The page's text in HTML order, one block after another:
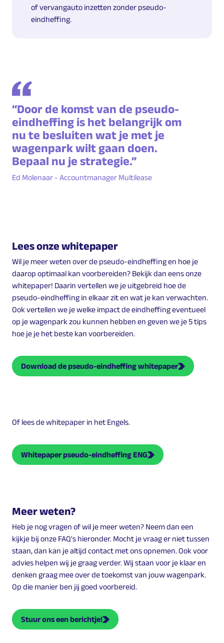
of vervangauto inzetten zonder pseudo-
eindheffing.
“Door de komst van de pseudo-
eindheffing is het belangrijk om
nu te besluiten wat je met je
wagenpark wilt gaan doen.
Bepaal nu je strategie.”
Ed Molenaar - Accountmanager Multilease
Lees onze whitepaper
Wil je meer weten over de pseudo-eindheffing en hoe je
daarop optimaal kan voorbereiden? Bekijk dan eens onze
whitepaper! Daarin vertellen we je uitgebreid hoe de
pseudo-eindheffing in elkaar zit en wat je kan verwachten.
Ook vertellen we je welke impact de eindheffing eventueel
op je wagenpark zou kunnen hebben en geven we je 5 tips
hoe je je het beste kan voorbereiden.
Download de pseudo-eindheffing whitepaper
Of lees de whitepaper in het Engels.
Whitepaper pseudo-eindheffing ENG
Meer weten?
Heb je nog vragen of wil je meer weten? Neem dan een
kijkje bij onze FAQ's hieronder. Mocht je vraag er niet tussen
staan, dan kan je altijd contact met ons opnemen. Ook voor
advies helpen wij je graag verder. Wij staan voor je klaar en
denken graag mee over de toekomst van jouw wagenpark.
Op die manier ben jij goed voorbereid.
Stuur ons een berichtje!